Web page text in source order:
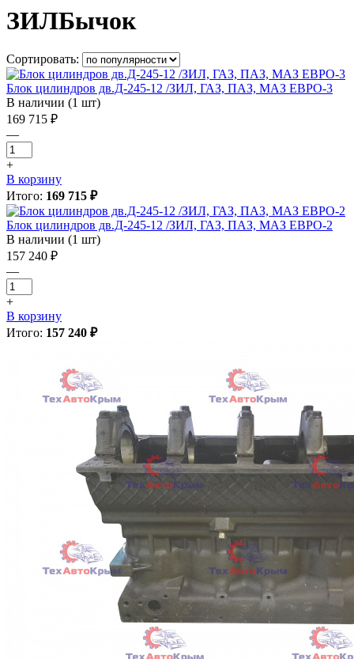
ЗИЛБычок
Сортировать:
Блок цилиндров дв.Д-245-12 /ЗИЛ, ГАЗ, ПАЗ, МАЗ ЕВРО-3
В наличии (1 шт)
169 715 ₽
—
+
В корзину
Итого: 169 715 ₽
Блок цилиндров дв.Д-245-12 /ЗИЛ, ГАЗ, ПАЗ, МАЗ ЕВРО-2
В наличии (1 шт)
157 240 ₽
—
+
В корзину
Итого: 157 240 ₽